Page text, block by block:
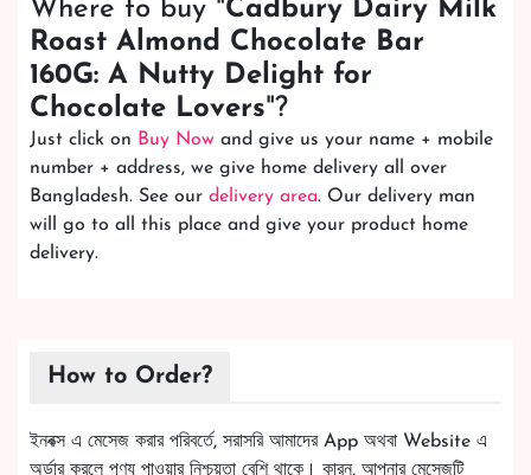
How to Order?
ইনবক্স এ মেসেজ করার পরিবর্তে, সরাসরি আমাদের App অথবা Website এ
অর্ডার করলে পণ্য পাওয়ার নিশ্চয়তা বেশি থাকে। কারন, আপনার মেসেজটি
আমাদের এজেন্ট পড়ার পূর্বে অন্য ক্রেতা App অথবা Website থেকে কিনে
স্টক আউট করে দিতে পারে।